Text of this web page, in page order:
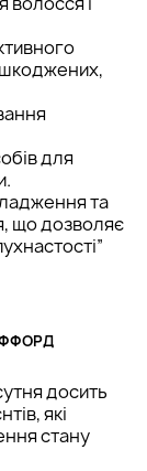
для
та
що дозволяє
досить
які
стану